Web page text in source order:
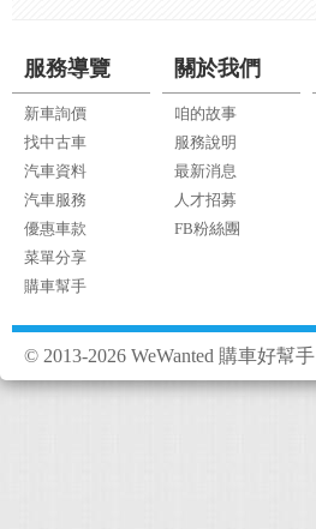
服務導覽
新車詢價
找中古車
汽車資料
汽車服務
優惠車款
菜單分享
購車幫手
關於我們
咱的故事
服務說明
最新消息
人才招募
FB粉絲團
© 2013-2026 WeWanted 購車好幫手